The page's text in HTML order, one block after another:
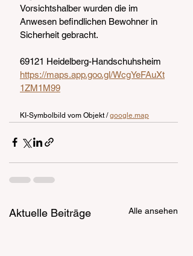
Vorsichtshalber wurden die im
Anwesen befindlichen Bewohner in
Sicherheit gebracht.
69121 Heidelberg-Handschuhsheim
https://maps.app.goo.gl/WcgYeFAuXt
1ZM1M99
KI-Symbolbild vom Objekt / google.map
Aktuelle Beiträge Alle ansehen